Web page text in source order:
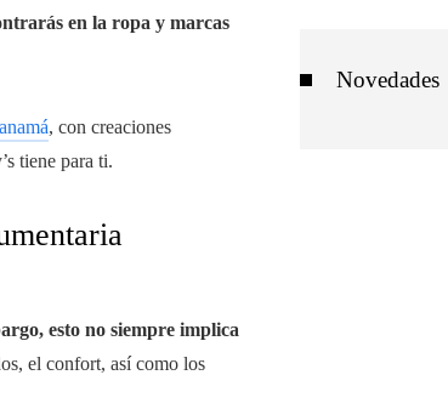
en la ropa y marcas
, con creaciones
tiene para ti.
esto no siempre implica
el confort, así como los
Novedades